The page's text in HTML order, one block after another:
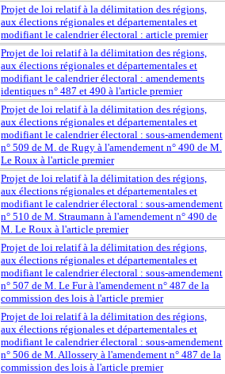
Projet de loi relatif à la délimitation des régions,
aux élections régionales et départementales et
modifiant le calendrier électoral : article premier
Projet de loi relatif à la délimitation des régions,
aux élections régionales et départementales et
modifiant le calendrier électoral : amendements
identiques n° 487 et 490 à l'article premier
Projet de loi relatif à la délimitation des régions,
aux élections régionales et départementales et
modifiant le calendrier électoral : sous-amendement
n° 509 de M. de Rugy à l'amendement n° 490 de M.
Le Roux à l'article premier
Projet de loi relatif à la délimitation des régions,
aux élections régionales et départementales et
modifiant le calendrier électoral : sous-amendement
n° 510 de M. Straumann à l'amendement n° 490 de
M. Le Roux à l'article premier
Projet de loi relatif à la délimitation des régions,
aux élections régionales et départementales et
modifiant le calendrier électoral : sous-amendement
n° 507 de M. Le Fur à l'amendement n° 487 de la
commission des lois à l'article premier
Projet de loi relatif à la délimitation des régions,
aux élections régionales et départementales et
modifiant le calendrier électoral : sous-amendement
n° 506 de M. Allossery à l'amendement n° 487 de la
commission des lois à l'article premier